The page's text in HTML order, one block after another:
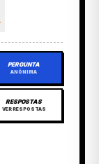
PERGUNTA
ANÔNIMA
RESPOSTAS
VER RESPOSTAS